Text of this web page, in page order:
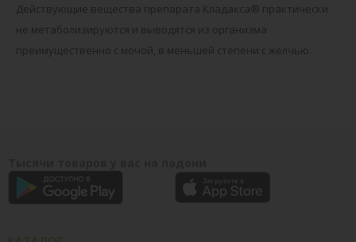
Действующие вещества препарата Кладакса® практически
не метаболизируются и выводятся из организма
преимущественно с мочой, в меньшей степени с желчью.